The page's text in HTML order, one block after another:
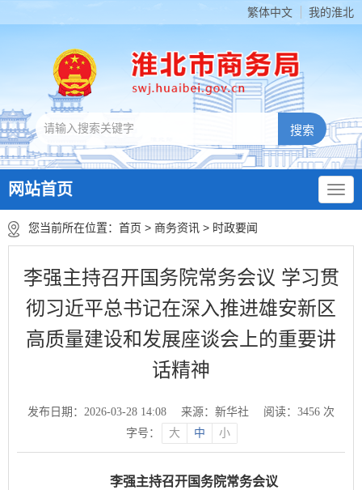
繁体中文 我的淮北
网站首页
您当前所在位置： 首页 > 商务资讯 > 时政要闻
李强主持召开国务院常务会议 学习贯
彻习近平总书记在深入推进雄安新区
高质量建设和发展座谈会上的重要讲
话精神
发布日期：2026-03-28 14:08 来源：新华社 阅读： 3456 次
字号：
大 中 小
李强主持召开国务院常务会议